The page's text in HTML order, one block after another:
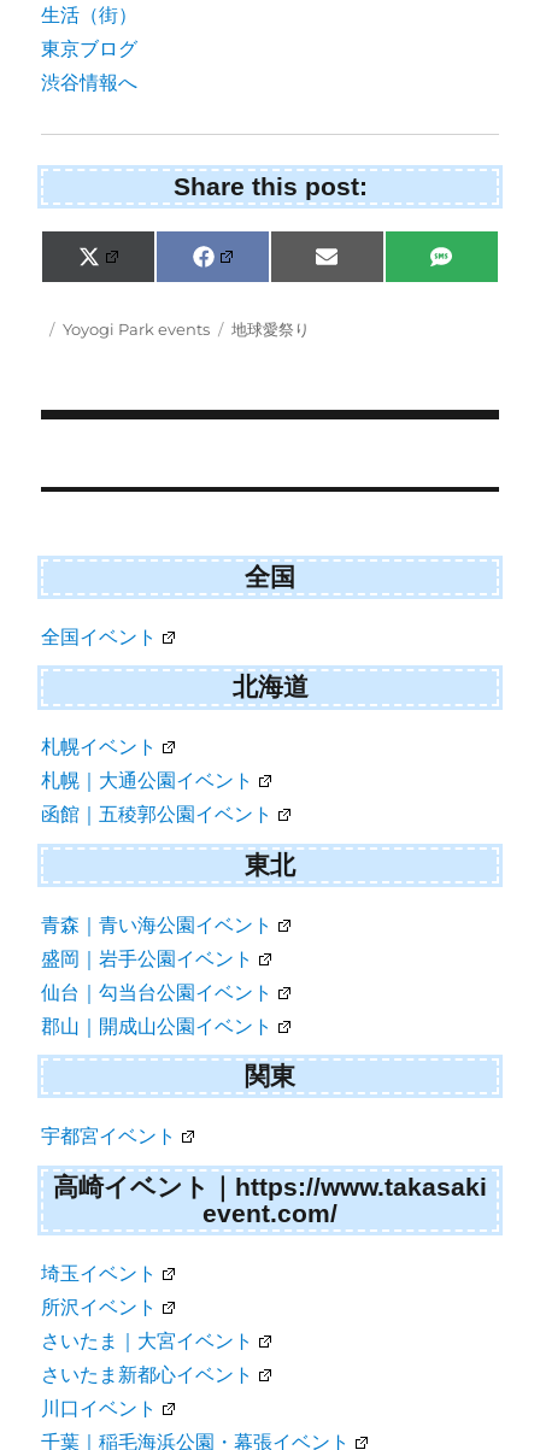
Share this post:
Share
on
X
(
w
i
r
Share
on
F
a
e
Share
on
E
m
Share
on
S
M
Posted
Categories
Yoyogi Park events Tags
地球愛祭り
navigation
全国
全国イベント
北海道
札幌イベント
札幌｜大通公園イベント
函館｜五稜郭公園イベント
東北
青森｜青い海公園イベント
盛岡｜岩手公園イベント
仙台｜勾当台公園イベント
郡山｜開成山公園イベント
関東
宇都宮イベント
高崎イベント｜https://www.takasaki
event.com/
埼玉イベント
所沢イベント
さいたま｜大宮イベント
さいたま新都心イベント
川口イベント
千葉｜稲毛海浜公園・幕張イベント